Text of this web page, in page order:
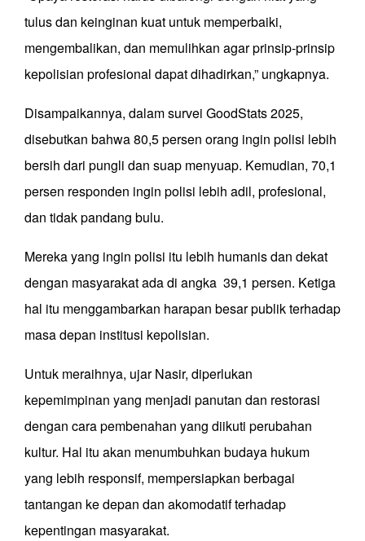
tulus dan keinginan kuat untuk memperbaiki,
mengembalikan, dan memulihkan agar prinsip-prinsip
kepolisian profesional dapat dihadirkan,” ungkapnya.
Disampaikannya, dalam survei GoodStats 2025,
disebutkan bahwa 80,5 persen orang ingin polisi lebih
bersih dari pungli dan suap menyuap. Kemudian, 70,1
persen responden ingin polisi lebih adil, profesional,
dan tidak pandang bulu.
Mereka yang ingin polisi itu lebih humanis dan dekat
dengan masyarakat ada di angka 39,1 persen. Ketiga
hal itu menggambarkan harapan besar publik terhadap
masa depan institusi kepolisian.
Untuk meraihnya, ujar Nasir, diperlukan
kepemimpinan yang menjadi panutan dan restorasi
dengan cara pembenahan yang diikuti perubahan
kultur. Hal itu akan menumbuhkan budaya hukum
yang lebih responsif, mempersiapkan berbagai
tantangan ke depan dan akomodatif terhadap
kepentingan masyarakat.